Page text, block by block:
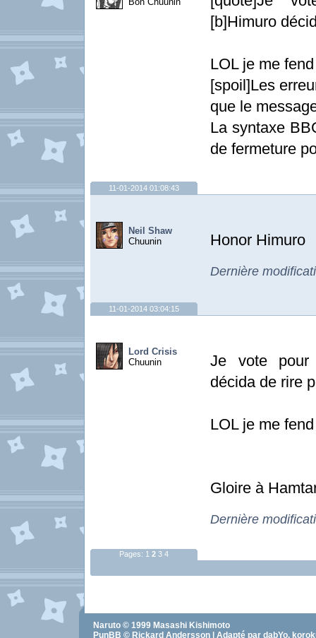
[b]Himuro
LOL je me
[spoil]Les
que le
La syntaxe
de fermeture
11-01-2014 01:08:43
Neil Shaw
Chuunin
Honor Himuro
Dernière
11-01-2014 03:04:15
Lord Crisis
Chuunin
Je vote pour
décida de rire
LOL je me
Gloire à
Dernière
Pages: 1 2 3 4
Naruto © 1999 Masashi Kishimoto
PunBB © Rickard Andersson | Adapté par dabYo,